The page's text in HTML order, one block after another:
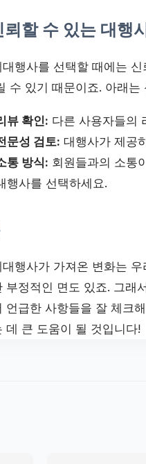
뢰할 수 있는 대행
대행사를 선택할 때에는
수 있기 때문이죠. 아래
뷰 확인: 다른 사용자들의
문성 검토: 대행사가 제공
통 방식: 회원들과의 소통
행사를 선택하세요.
대행사가 가져온 변화는
부정적인 면도 있죠. 그래
언급한 사항들을 잘 체크
데 큰 도움이 될 것입니다!